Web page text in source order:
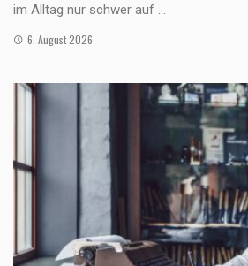
im Alltag nur schwer auf ...
6. August 2026